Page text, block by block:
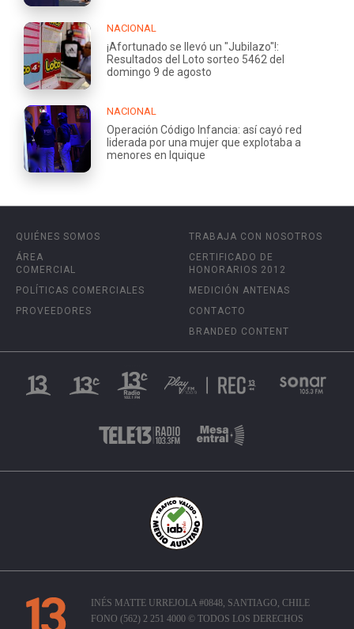
NACIONAL
¡Afortunado se llevó un "Jubilazo"!:
Resultados del Loto sorteo 5462 del
domingo 9 de agosto
NACIONAL
Operación Código Infancia: así cayó red
liderada por una mujer que explotaba a
menores en Iquique
QUIÉNES SOMOS
ÁREA
COMERCIAL
POLÍTICAS COMERCIALES
PROVEEDORES
TRABAJA CON NOSOTROS
CERTIFICADO DE
HONORARIOS 2012
MEDICIÓN ANTENAS
CONTACTO
BRANDED CONTENT
INÉS MATTE URREJOLA #0848, SANTIAGO, CHILE
FONO (562) 2 251 4000 © TODOS LOS DERECHOS